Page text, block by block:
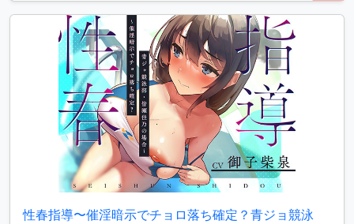
性春指導〜催淫暗示でチョロ落ち確定？青ジョ競泳